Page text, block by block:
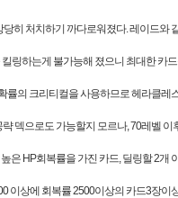
히 처치하기 까다로워졌다. 레이드와
링하는게 불가능해 졌으니 최대한 카
률의 크리티컬을 사용하므로 헤라클레
덱으로도 가능할지 모르나, 70레벨
은 HP회복률을 가진 카드, 딜링할 2개
이상에 회복률 2500이상의 카드3장이